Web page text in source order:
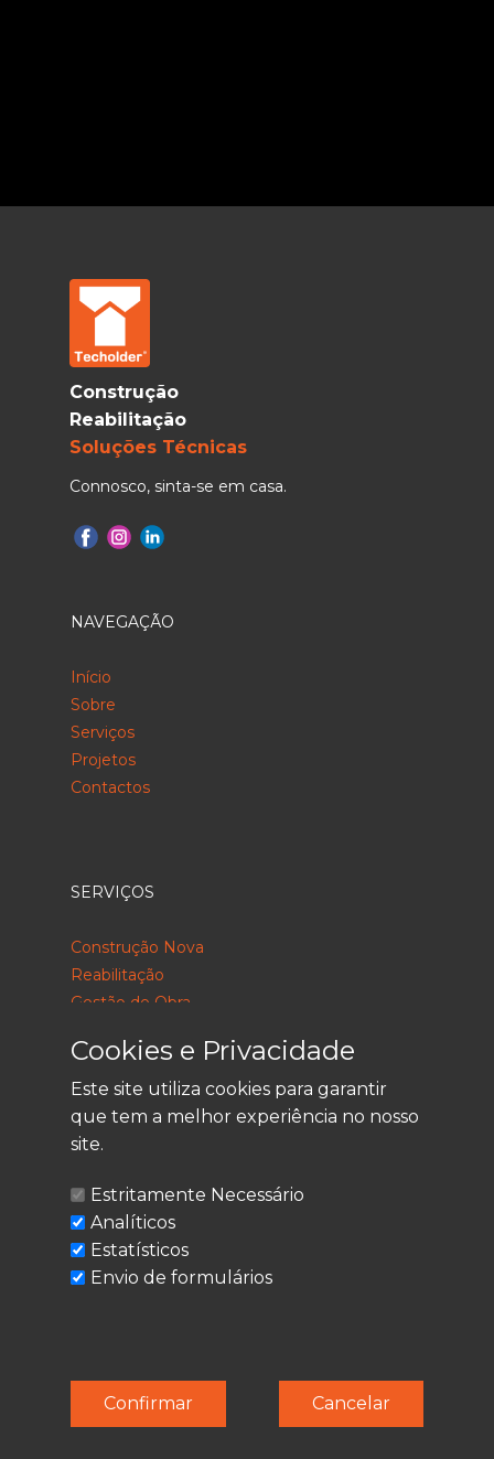
Construção
Reabilitação
Soluções Técnicas
Connosco, sinta-se em casa.
NAVEGAÇÃO
Início
Sobre
Serviços
Projetos
Contactos
SERVIÇOS
Construção Nova
Reabilitação
Gestão de Obra
LEGAL
Política de Privacidade
Termos de Utilização
Cookies
© Techolder. Todos os direitos reservados.
SmashLine
Cookies e Privacidade
Este site utiliza cookies para garantir
que tem a melhor experiência no nosso
site.
Estritamente Necessário
Analíticos
Estatísticos
Envio de formulários
Cancelar
Confirmar